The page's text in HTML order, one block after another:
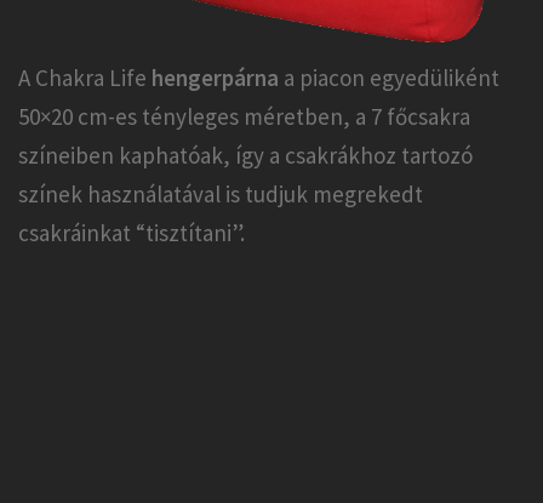
A Chakra Life hengerpárna a piacon egyedüliként
50×20 cm-es tényleges méretben, a 7 főcsakra
színeiben kaphatóak, így a csakrákhoz tartozó
színek használatával is tudjuk megrekedt
csakráinkat “tisztítani”.